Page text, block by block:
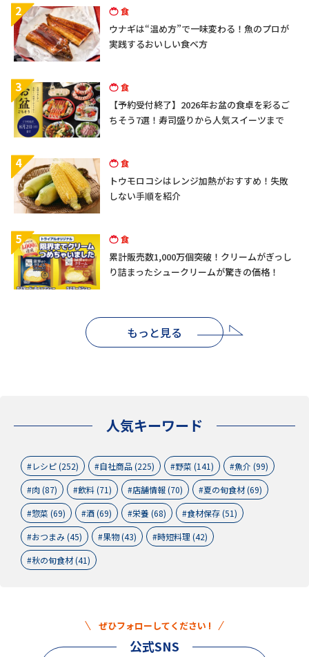
2 食
ウナギは“温め方”で一味変わる！魚のプロが
実践するおいしい食べ方
3 食
【予約受付終了】2026年お盆の食卓を彩るご
ちそう7選！寿司盛りから人気スイーツまで
4 食
トウモロコシはレンジ加熱がおすすめ！失敗
しない手順を紹介
5 食
累計販売数1,000万個突破！クリームがぎっし
り詰まったシュークリームが驚きの価格！
もっと見る
人気キーワード
レシピ (252) 自社商品 (225) 野菜 (141)
魚介 (99)
肉 (87)
飲料 (71) 店舗情報 (70)
夏の旬食材 (69)
惣菜 (69)
酒 (69) 栄養 (68)
食材保存 (51)
おつまみ (45)
果物 (43)
時短料理 (42)
秋の旬食材 (41)
ぜひフォローしてください !
公式SNS